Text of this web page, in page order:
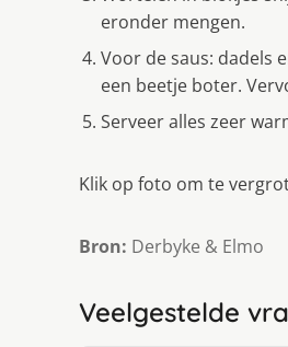
eronder mengen.
Voor de saus: dadels
een beetje boter.
Serveer alles zeer
Klik op foto om te
Bron: Derbyke & Elmo
Veelgestelde